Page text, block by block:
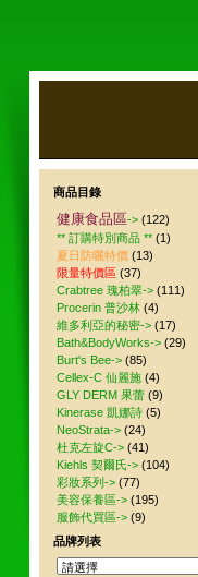
商品目錄
健康食品區-> (122)
** 訂購特別商品 ** (1)
夏日防曬特價 (13)
限量特價區 (37)
Crabtree 瑰柏翠-> (111)
Procerin 普沙林 (4)
維多利亞的秘密-> (17)
Bath&BodyWorks-> (29)
Burt's Bee-> (85)
Cellex-C 仙麗施 (4)
GLY DERM 果蕾 (9)
Kinerase 凱娜詩 (5)
NeoStrata-> (24)
杜克左旋C-> (41)
Kiehls 契爾氏-> (104)
彩妝系列-> (77)
美容保養區-> (195)
服飾代買區-> (9)
品牌列表